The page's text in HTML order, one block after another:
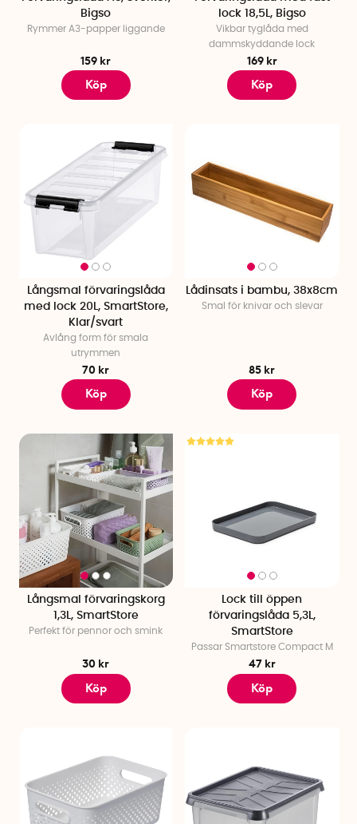
Bigso
Rymmer A3-papper liggande
159 kr
Köp
lock 18,5L, Bigso
Vikbar tyglåda med
dammskyddande lock
169 kr
Köp
Långsmal förvaringslåda
med lock 20L, SmartStore,
Klar/svart
Avlång form för smala
utrymmen
70 kr
Köp
Lådinsats i bambu, 38x8cm
Smal för knivar och slevar
85 kr
Köp
Långsmal förvaringskorg
1,3L, SmartStore
Perfekt för pennor och smink
30 kr
Köp
Lock till öppen
förvaringslåda 5,3L,
SmartStore
Passar Smartstore Compact M
47 kr
Köp